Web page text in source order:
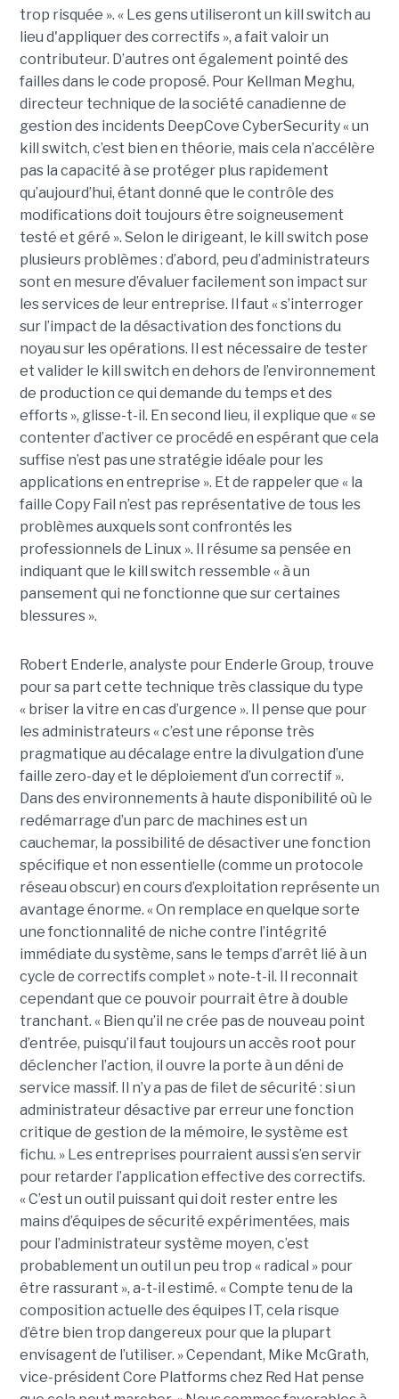
trop risquée ». « Les gens utiliseront un kill switch au
lieu d'appliquer des correctifs », a fait valoir un
contributeur. D’autres ont également pointé des
failles dans le code proposé. Pour Kellman Meghu,
directeur technique de la société canadienne de
gestion des incidents DeepCove CyberSecurity « un
kill switch, c’est bien en théorie, mais cela n’accélère
pas la capacité à se protéger plus rapidement
qu’aujourd’hui, étant donné que le contrôle des
modifications doit toujours être soigneusement
testé et géré ». Selon le dirigeant, le kill switch pose
plusieurs problèmes : d’abord, peu d’administrateurs
sont en mesure d’évaluer facilement son impact sur
les services de leur entreprise. Il faut « s’interroger
sur l’impact de la désactivation des fonctions du
noyau sur les opérations. Il est nécessaire de tester
et valider le kill switch en dehors de l’environnement
de production ce qui demande du temps et des
efforts », glisse-t-il. En second lieu, il explique que « se
contenter d’activer ce procédé en espérant que cela
suffise n’est pas une stratégie idéale pour les
applications en entreprise ». Et de rappeler que « la
faille Copy Fail n’est pas représentative de tous les
problèmes auxquels sont confrontés les
professionnels de Linux ». Il résume sa pensée en
indiquant que le kill switch ressemble « à un
pansement qui ne fonctionne que sur certaines
blessures ».
Robert Enderle, analyste pour Enderle Group, trouve
pour sa part cette technique très classique du type
« briser la vitre en cas d’urgence ». Il pense que pour
les administrateurs « c’est une réponse très
pragmatique au décalage entre la divulgation d’une
faille zero-day et le déploiement d’un correctif ».
Dans des environnements à haute disponibilité où le
redémarrage d’un parc de machines est un
cauchemar, la possibilité de désactiver une fonction
spécifique et non essentielle (comme un protocole
réseau obscur) en cours d’exploitation représente un
avantage énorme. « On remplace en quelque sorte
une fonctionnalité de niche contre l’intégrité
immédiate du système, sans le temps d’arrêt lié à un
cycle de correctifs complet » note-t-il. Il reconnait
cependant que ce pouvoir pourrait être à double
tranchant. « Bien qu’il ne crée pas de nouveau point
d’entrée, puisqu’il faut toujours un accès root pour
déclencher l’action, il ouvre la porte à un déni de
service massif. Il n’y a pas de filet de sécurité : si un
administrateur désactive par erreur une fonction
critique de gestion de la mémoire, le système est
fichu. » Les entreprises pourraient aussi s’en servir
pour retarder l’application effective des correctifs.
« C’est un outil puissant qui doit rester entre les
mains d’équipes de sécurité expérimentées, mais
pour l’administrateur système moyen, c’est
probablement un outil un peu trop « radical » pour
être rassurant », a-t-il estimé. « Compte tenu de la
composition actuelle des équipes IT, cela risque
d’être bien trop dangereux pour que la plupart
envisagent de l’utiliser. » Cependant, Mike McGrath,
vice-président Core Platforms chez Red Hat pense